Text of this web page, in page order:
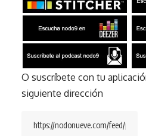
O suscríbete con tu
siguiente dirección